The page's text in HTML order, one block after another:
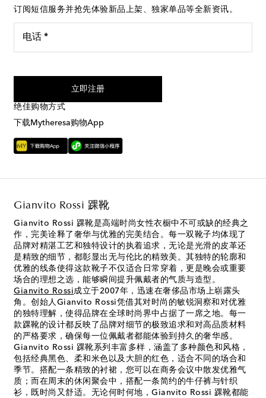
订阅短信服务并抢先体验新品上架、独家单品等全新资讯。
电话 *
立即注册
绝佳购物方式
下载Mytheresa购物App
Gianvito Rossi 踝靴
Gianvito Rossi 踝靴是高端时尚女性衣橱中不可或缺的经典之
作，完美诠释了奢华与优雅的完美结合。每一双靴子均体现了
品牌对精湛工艺和独特设计的执着追求，无论是光滑的皮革还
是精致的细节，都彰显出无与伦比的精致美。其独特的轮廓和
优雅的线条使得这款靴子不仅适合日常穿着，更是晚会或重要
场合的理想之选，能够瞬间提升佩戴者的气质与造型。
Gianvito Rossi成立于2007年，迅速在奢侈品市场上崭露头
角。创始人Gianvito Rossi凭借其对时尚的敏锐洞察和对优雅
的独特理解，使得品牌在全球时尚界中占据了一席之地。每一
款踝靴的设计都反映了品牌对细节的极致追求和对高品质材料
的严格要求，确保每一位佩戴者都能体验到持久的奢华感。
Gianvito Rossi 踝靴系列丰富多样，涵盖了多种颜色和风格，
包括经典黑色、柔和米色以及大胆的红色，适合不同的场合和
季节。搭配一条精致的衬裙，您可以在商务会议中散发优雅气
质；而在周末的休闲聚会中，搭配一条简约的牛仔裤与针织
衫，既时尚又舒适。无论何时何地，Gianvito Rossi 踝靴都能